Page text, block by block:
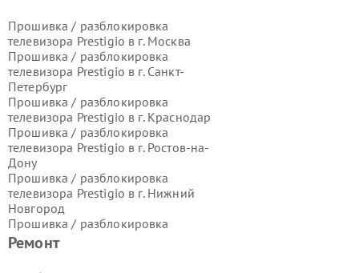
Ремонт
Прошивка / разблокировка
телевизора Prestigio в г. Москва
Прошивка / разблокировка
телевизора Prestigio в г. Санкт-
Петербург
Прошивка / разблокировка
телевизора Prestigio в г. Краснодар
Прошивка / разблокировка
телевизора Prestigio в г. Ростов-на-
Дону
Прошивка / разблокировка
телевизора Prestigio в г. Нижний
Новгород
Прошивка / разблокировка
телевизора Prestigio в г.
Прошивка / разблокировка